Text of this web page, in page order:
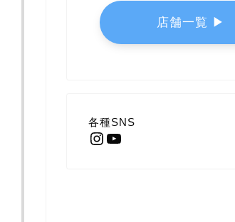
店舗一覧 ▶︎
各種SNS